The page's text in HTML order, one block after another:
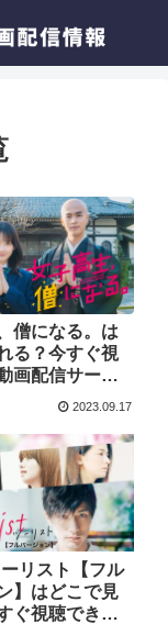
僧になる。は
る？今すぐ視
画配信サービ
2023.09.17
リスト【フル
】はどこで見
ぐ視聴できる